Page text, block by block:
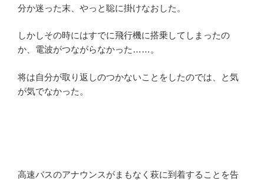
分か迷った末、やっと聡に掛けなおした。
しかしその時にはすでに飛行機に搭乗してしまったの
か、電波がつながらなかった……。
将は自分が取り返しのつかないことをしたのでは、と気
が気でなかった。
高速バスのアナウンスがまもなく萩に到着することを告